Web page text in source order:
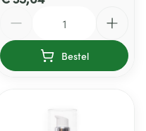
Bestel